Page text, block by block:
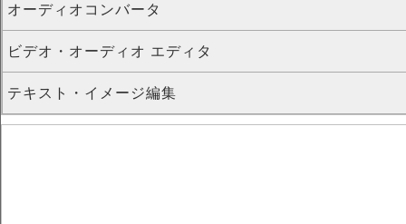
オーディオコンバータ
ビデオ・オーディオ エディタ
テキスト・イメージ編集